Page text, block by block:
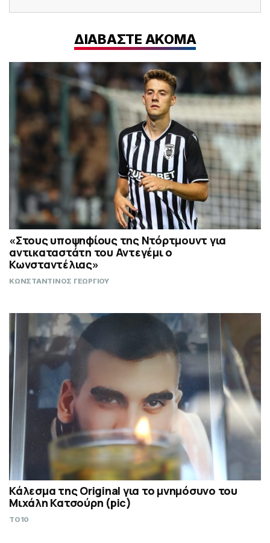
ΔΙΑΒΑΣΤΕ ΑΚΟΜΑ
«Στους υποψηφίους της Ντόρτμουντ για
αντικαταστάτη του Αντεγέμι ο
Κωνσταντέλιας»
ΚΩΝΣΤΑΝΤΙΝΟΣ ΓΕΩΡΓΙΟΥ
Κάλεσμα της Original για το μνημόσυνο του
Μιχάλη Κατσούρη (pic)
TO10